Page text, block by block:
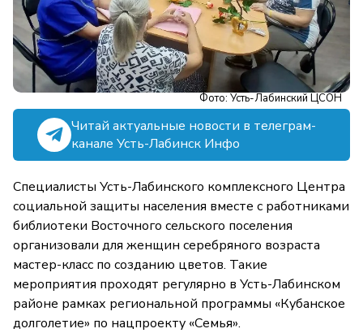
Фото: Усть-Лабинский ЦСОН
Читай актуальные новости в телеграм-
канале Усть-Лабинск Инфо
Специалисты Усть-Лабинского комплексного Центра
социальной защиты населения вместе с работниками
библиотеки Восточного сельского поселения
организовали для женщин серебряного возраста
мастер-класс по созданию цветов. Такие
мероприятия проходят регулярно в Усть-Лабинском
районе рамках региональной программы «Кубанское
долголетие» по нацпроекту «Семья».